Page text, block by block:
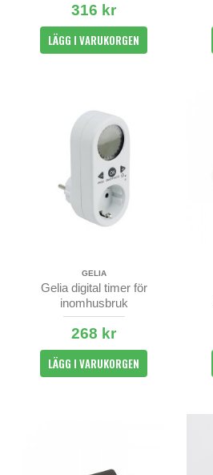
316 kr
LÄGG I VARUKORGEN
GELIA
Gelia digital timer för
inomhusbruk
268 kr
LÄGG I VARUKORGEN